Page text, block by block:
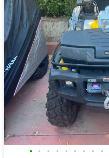
• • • • • • • • •